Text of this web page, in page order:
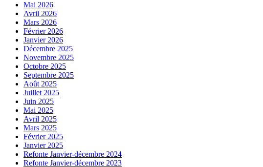
Mai 2026
Avril 2026
Mars 2026
Février 2026
Janvier 2026
Décembre 2025
Novembre 2025
Octobre 2025
Septembre 2025
Août 2025
Juillet 2025
Juin 2025
Mai 2025
Avril 2025
Mars 2025
Février 2025
Janvier 2025
Refonte Janvier-décembre 2024
Refonte Janvier-décembre 2023